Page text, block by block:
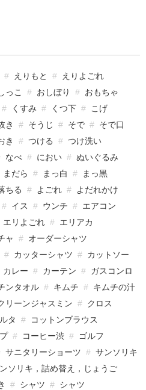
えりもと
えりよごれ
っこ おしぼり
おもちゃ
くすみ くつ下
こげ
き そうじ そで
そで口
き つける
つけ洗い
なべ におい
ぬいぐるみ
まだら まっ白
まっ黒
ちる よごれ
よだれかけ
イス ウンチ
エアコン
エリよごれ
エリアカ
ャ
オーダーシャツ
カッターシャツ
カットソー
カレー カーテン
ガスコンロ
ンタオル キムチ
キムチの汁
リーンジャスミン
クロス
タ
コットンブラウス
コーヒー渋
ゴルフ
サニタリーショーツ
サンソリキ
ソリキ，詰め替え，じょうご
シャツ
シャツ